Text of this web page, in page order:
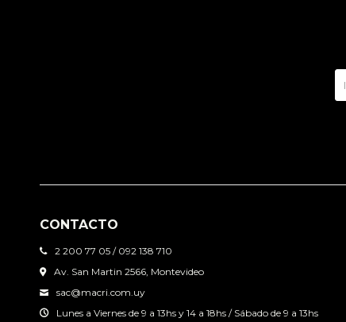
CONTACTO
2 200 77 05 / 092 138 710
Av. San Martin 2566, Montevideo
sac@macri.com.uy
Lunes a Viernes de 9 a 13hs y 14 a 18hs / Sábado de 9 a 13hs